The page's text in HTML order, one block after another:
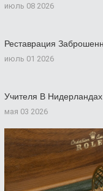
июль 08 2026
Реставрация
июль 01 2026
Учителя В
мая 03 2026